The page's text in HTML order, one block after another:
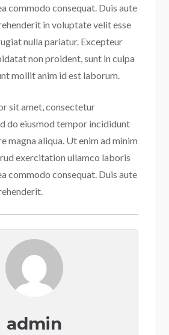
commodo consequat. Duis aute
in voluptate velit esse
nulla pariatur. Excepteur
non proident, sunt in culpa
mollit anim id est laborum.
sit amet, consectetur
do eiusmod tempor incididunt
magna aliqua. Ut enim ad minim
exercitation ullamco laboris
commodo consequat. Duis aute
admin